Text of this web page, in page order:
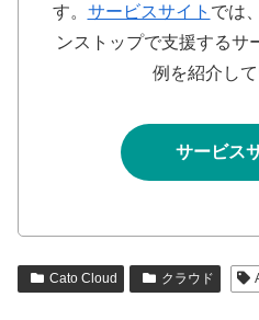
す。 サービスサイト では
ンストップで支援するサ
例を紹介して
サービス
Cato Cloud クラウド